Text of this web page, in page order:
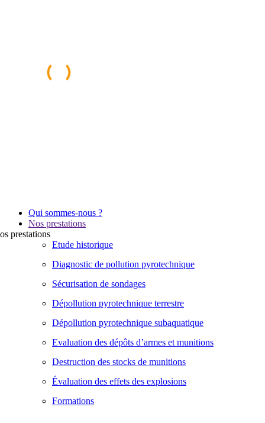
Qui sommes-nous ?
Nos prestations
prestations
Etude historique
Diagnostic de pollution pyrotechnique
Sécurisation de sondages
Dépollution pyrotechnique terrestre
Dépollution pyrotechnique subaquatique
Evaluation des dépôts d’armes et munitions
Destruction des stocks de munitions
Évaluation des effets des explosions
Formations